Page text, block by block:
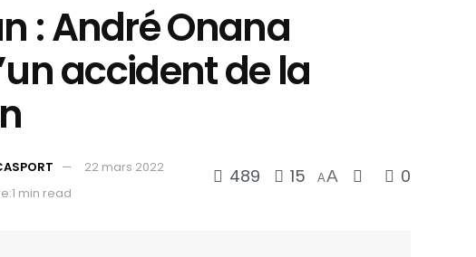
: André Onana
accident de la
22 mars 2022
min read
489 15 AA 0